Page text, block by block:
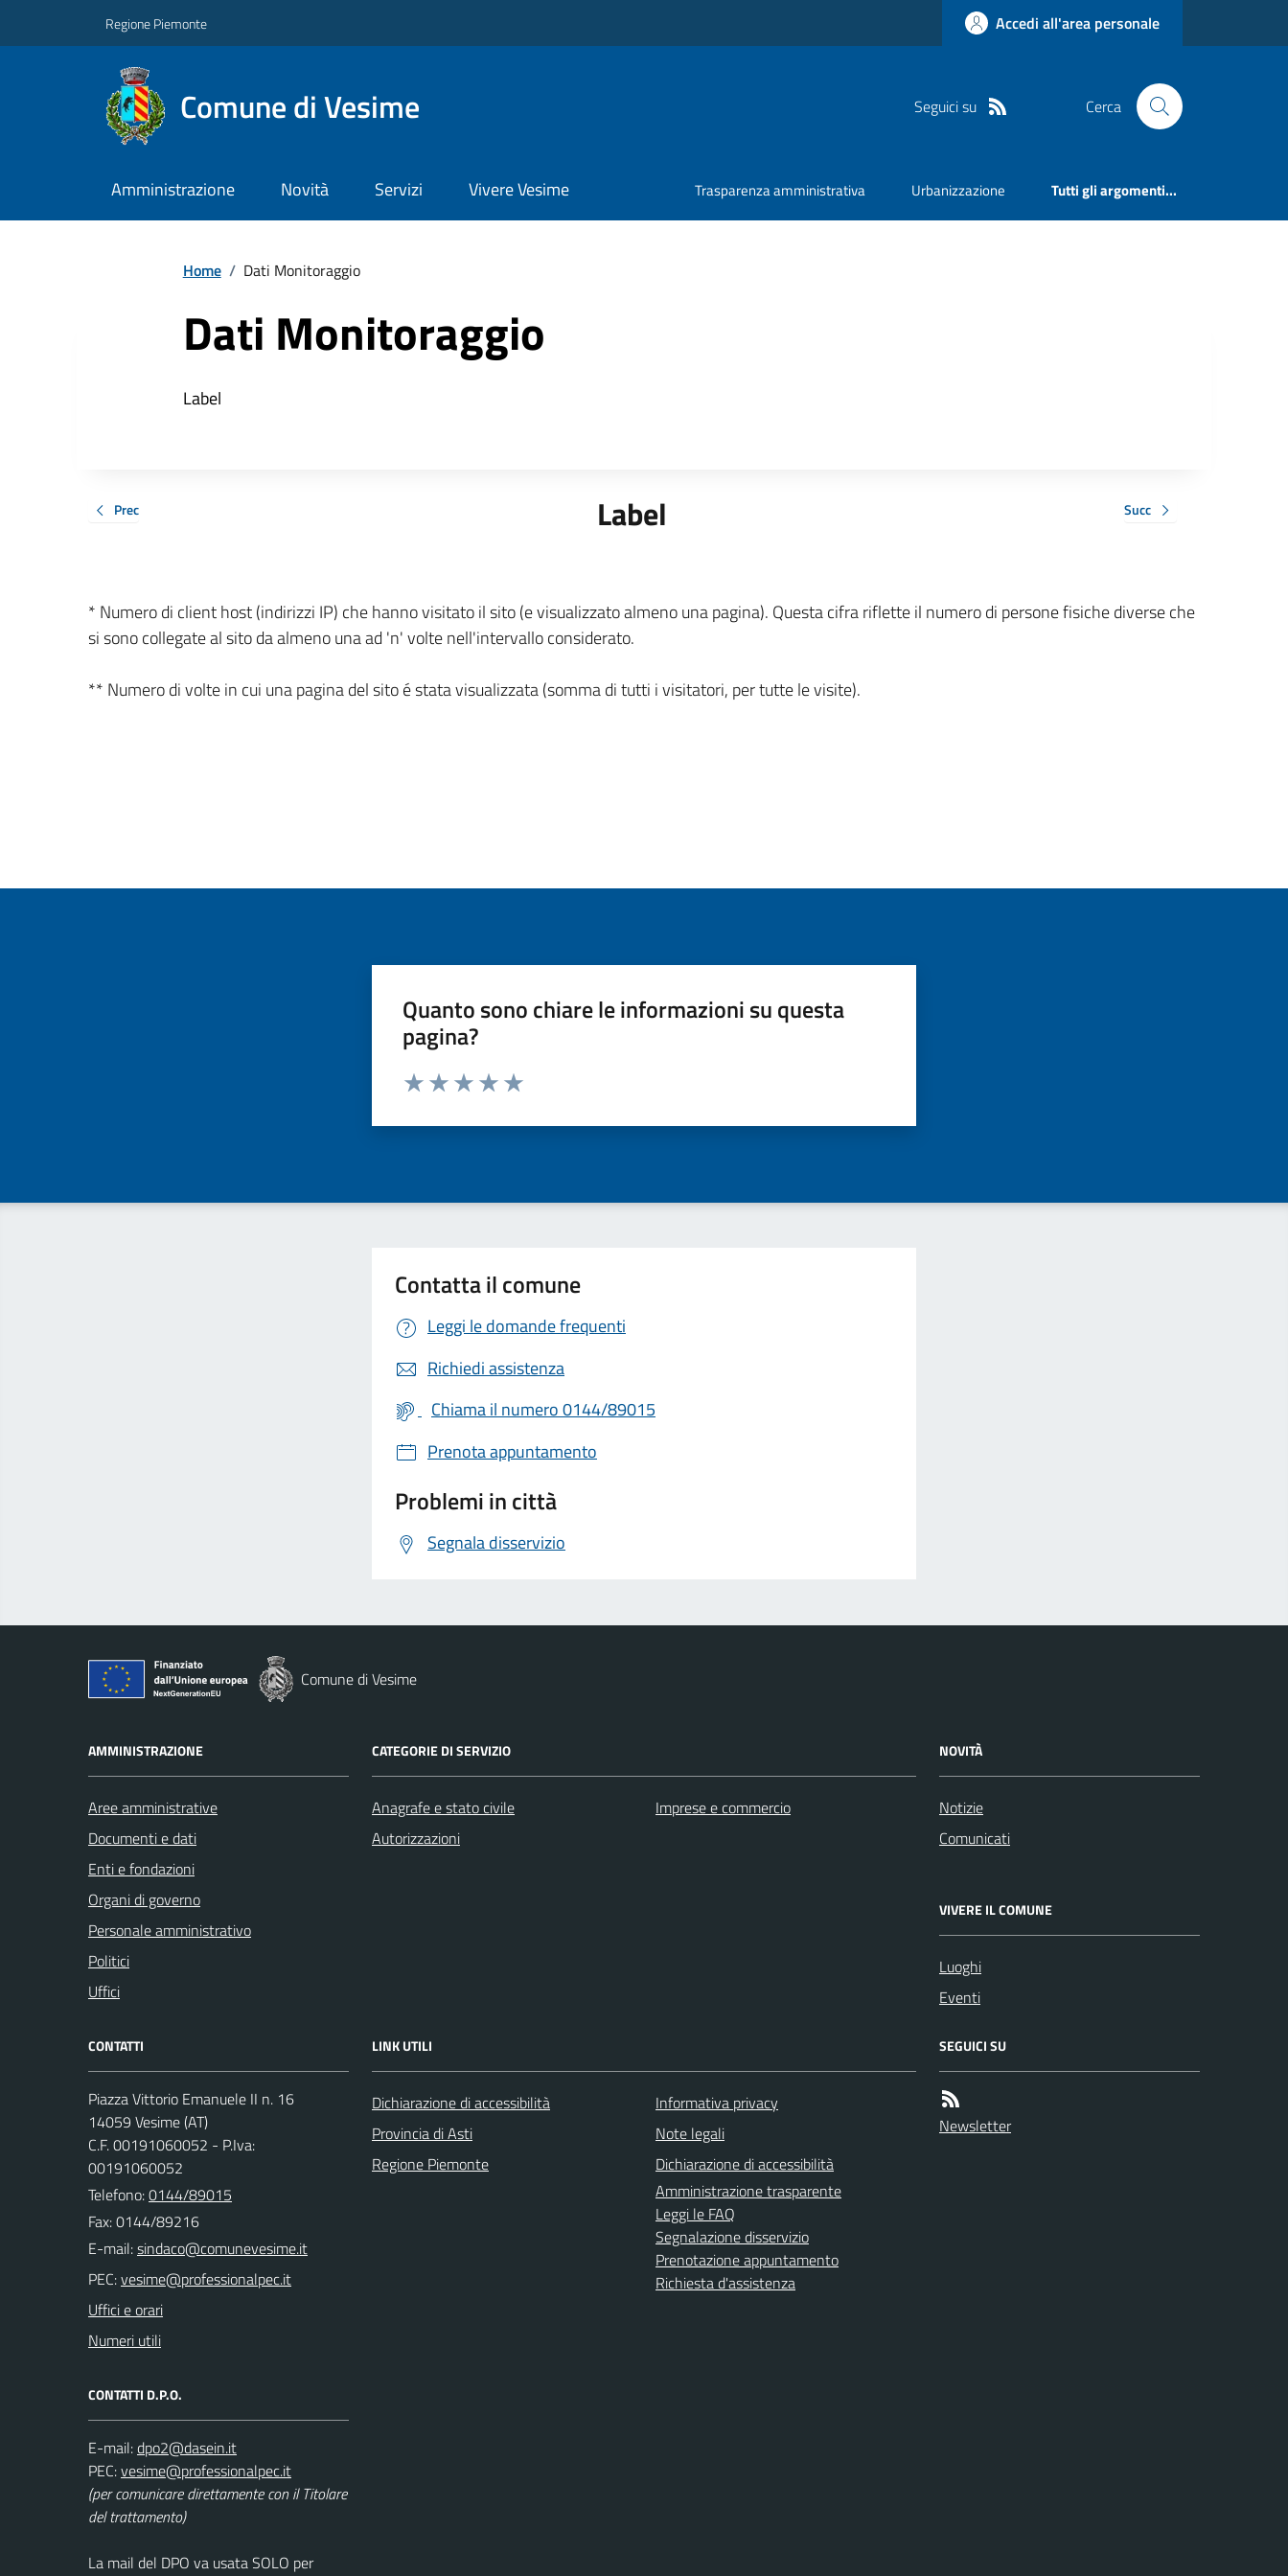
Regione Piemonte Accedi all'area personale
Comune di Vesime Seguici su Cerca
Amministrazione Novità Servizi Vivere Vesime Trasparenza amministrativa Urbanizzazione Tutti gli argomenti...
Home / Dati Monitoraggio
Dati Monitoraggio
Label
Prec Label Succ
* Numero di client host (indirizzi IP) che hanno visitato il sito (e visualizzato almeno una pagina). Questa cifra riflette il numero di persone fisiche diverse che
si sono collegate al sito da almeno una ad 'n' volte nell'intervallo considerato.
** Numero di volte in cui una pagina del sito é stata visualizzata (somma di tutti i visitatori, per tutte le visite).
Quanto sono chiare le informazioni su questa
pagina?
Valuta da 1 a 5 stelle la pagina
Contatta il comune
Leggi le domande frequenti
Richiedi assistenza
Chiama il numero 0144/89015
Prenota appuntamento
Problemi in città
Segnala disservizio
Comune di Vesime
AMMINISTRAZIONE
Aree amministrative
Documenti e dati
Enti e fondazioni
Organi di governo
Personale amministrativo
Politici
Uffici
CATEGORIE DI SERVIZIO
Anagrafe e stato civile
Autorizzazioni
Imprese e commercio
NOVITÀ
Notizie
Comunicati
VIVERE IL COMUNE
Luoghi
Eventi
CONTATTI
Piazza Vittorio Emanuele II n. 16
14059 Vesime (AT)
C.F. 00191060052 - P.Iva:
00191060052
Telefono:0144/89015
Fax: 0144/89216
E-mail:
PEC:
Uffici e orari
Numeri utili
CONTATTI D.P.O.
E-mail:
PEC:
(per comunicare direttamente con il Titolare
del trattamento)
La mail del DPO va usata SOLO per
LINK UTILI
Dichiarazione di accessibilità
Provincia di Asti
Regione Piemonte
Informativa privacy
Note legali
Dichiarazione di accessibilità
Amministrazione trasparente
Leggi le FAQ
Segnalazione disservizio
Prenotazione appuntamento
Richiesta d'assistenza
SEGUICI SU
Newsletter